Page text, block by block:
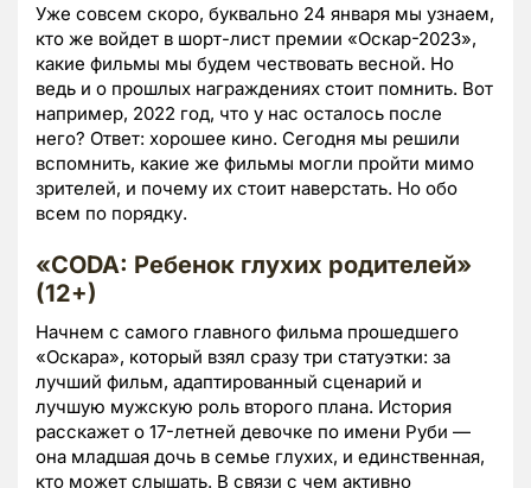
Уже совсем скоро, буквально 24 января мы узнаем,
кто же войдет в шорт-лист премии «Оскар-2023»,
какие фильмы мы будем чествовать весной. Но
ведь и о прошлых награждениях стоит помнить. Вот
например, 2022 год, что у нас осталось после
него? Ответ: хорошее кино. Сегодня мы решили
вспомнить, какие же фильмы могли пройти мимо
зрителей, и почему их стоит наверстать. Но обо
всем по порядку.
«CODA: Ребенок глухих родителей»
(12+)
Начнем с самого главного фильма прошедшего
«Оскара», который взял сразу три статуэтки: за
лучший фильм, адаптированный сценарий и
лучшую мужскую роль второго плана. История
расскажет о 17-летней девочке по имени Руби —
она младшая дочь в семье глухих, и единственная,
кто может слышать. В связи с чем активно